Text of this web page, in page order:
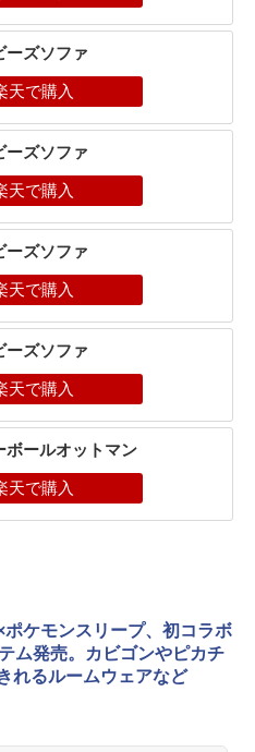
ーズソファ
ーズソファ
ーズソファ
ーズソファ
ボールオットマン
ポケモンスリープ、初コラボ
ム発売。カビゴンやピカチ
れるルームウェアなど